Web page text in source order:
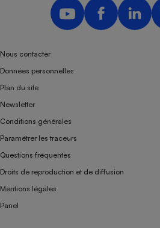
Nous contacter
Données personnelles
Plan du site
Newsletter
Conditions générales
Paramétrer les traceurs
Questions fréquentes
Droits de reproduction et de diffusion
Mentions légales
Panel